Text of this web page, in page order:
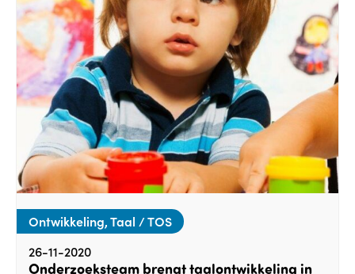
Ontwikkeling, Taal / TOS
26-11-2020
Onderzoeksteam brengt taalontwikkeling in